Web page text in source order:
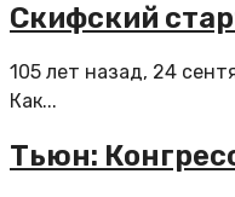
Скифский
105 лет назад, 24
Как...
Тьюн: